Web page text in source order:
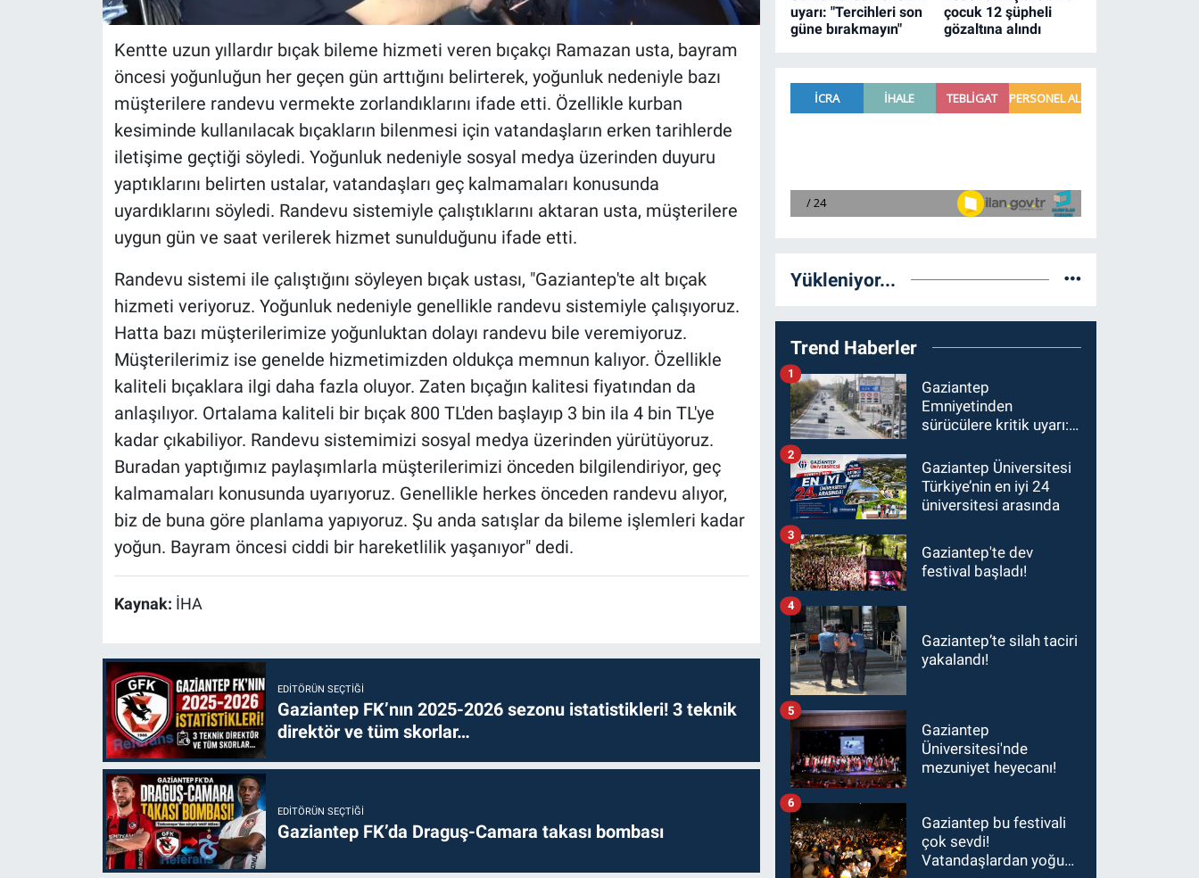
Kentte uzun yıllardır bıçak bileme hizmeti veren bıçakçı Ramazan usta, bayram
öncesi yoğunluğun her geçen gün arttığını belirterek, yoğunluk nedeniyle bazı
müşterilere randevu vermekte zorlandıklarını ifade etti. Özellikle kurban
kesiminde kullanılacak bıçakların bilenmesi için vatandaşların erken tarihlerde
iletişime geçtiği söyledi. Yoğunluk nedeniyle sosyal medya üzerinden duyuru
yaptıklarını belirten ustalar, vatandaşları geç kalmamaları konusunda
uyardıklarını söyledi. Randevu sistemiyle çalıştıklarını aktaran usta, müşterilere
uygun gün ve saat verilerek hizmet sunulduğunu ifade etti.
Randevu sistemi ile çalıştığını söyleyen bıçak ustası, "Gaziantep'te alt bıçak
hizmeti veriyoruz. Yoğunluk nedeniyle genellikle randevu sistemiyle çalışıyoruz.
Hatta bazı müşterilerimize yoğunluktan dolayı randevu bile veremiyoruz.
Müşterilerimiz ise genelde hizmetimizden oldukça memnun kalıyor. Özellikle
kaliteli bıçaklara ilgi daha fazla oluyor. Zaten bıçağın kalitesi fiyatından da
anlaşılıyor. Ortalama kaliteli bir bıçak 800 TL'den başlayıp 3 bin ila 4 bin TL'ye
kadar çıkabiliyor. Randevu sistemimizi sosyal medya üzerinden yürütüyoruz.
Buradan yaptığımız paylaşımlarla müşterilerimizi önceden bilgilendiriyor, geç
kalmamaları konusunda uyarıyoruz. Genellikle herkes önceden randevu alıyor,
biz de buna göre planlama yapıyoruz. Şu anda satışlar da bileme işlemleri kadar
yoğun. Bayram öncesi ciddi bir hareketlilik yaşanıyor" dedi.
Kaynak: İHA
EDITÖRÜN SEÇTIĞI
Gaziantep FK’nın 2025-2026 sezonu istatistikleri! 3 teknik
direktör ve tüm skorlar…
EDITÖRÜN SEÇTIĞI
Gaziantep FK’da Draguş-Camara takası bombası
uyarı: "Tercihleri son
güne bırakmayın"
çocuk 12 şüpheli
gözaltına alındı
Yükleniyor...
Trend Haberler
Gaziantep
Emniyetinden
sürücülere kritik uyarı: 1
ceza alabilirsiniz!
1
Gaziantep Üniversitesi
Türkiye’nin en iyi 24
üniversitesi arasında
2
Gaziantep'te dev
festival başladı!
3
Gaziantep’te silah taciri
yakalandı!
4
Gaziantep
Üniversitesi'nde
mezuniyet heyecanı!
5
Gaziantep bu festivali
çok sevdi!
Vatandaşlardan yoğun
6